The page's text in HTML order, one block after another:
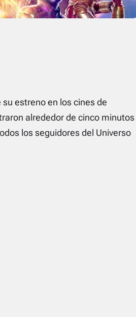
estreno en los cines de
alrededor de cinco minutos
los seguidores del Universo